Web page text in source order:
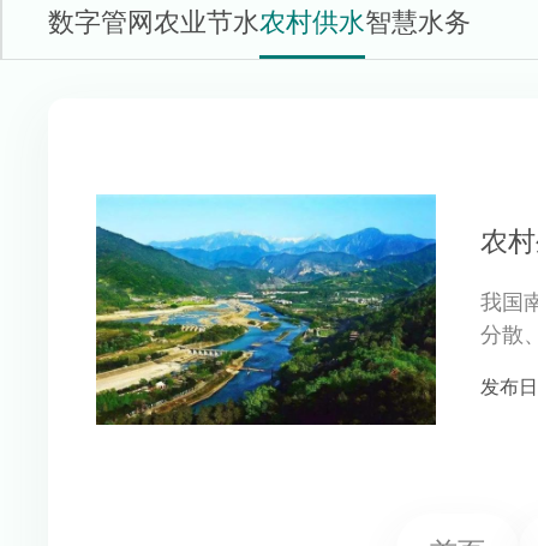
数字管网农业节水农村供水智慧水务
农
我国
分散
发布